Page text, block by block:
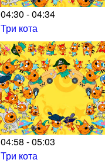
04:30 - 04:34
Три кота
04:58 - 05:03
Три кота